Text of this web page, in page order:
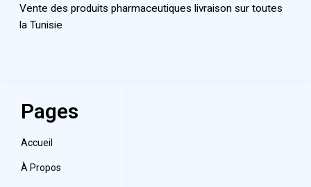
Vente des produits pharmaceutiques livraison sur toutes
la Tunisie
Pages
Accueil
À Propos